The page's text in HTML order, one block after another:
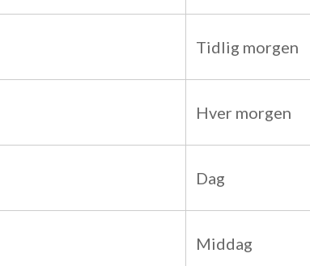
Tidlig morgen
Hver morgen
Dag
Middag